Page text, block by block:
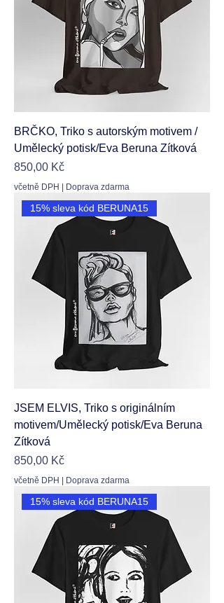
BRČKO, Triko s autorským motivem /
Umělecký potisk/Eva Beruna Zítková
Cena
850,00 Kč
včetně DPH Doprava zdarma
15% sleva kód BERUNA15
JSEM ELVIS, Triko s originálním
motivem/Umělecký potisk/Eva Beruna
Zítková
Cena
850,00 Kč
včetně DPH Doprava zdarma
15% sleva kód BERUNA15